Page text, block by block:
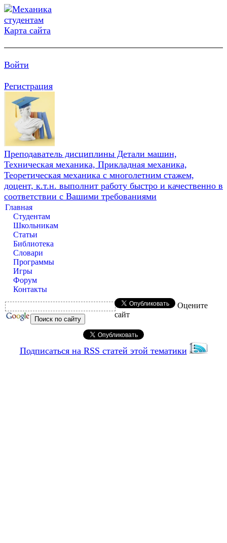
Карта сайта
Войти
Регистрация
Преподаватель дисциплины Детали машин,
Техническая механика, Прикладная механика,
Теоретическая механика с многолетним стажем,
доцент, к.т.н. выполнит работу быстро и качественно в
соответствии с Вашими требованиями
Главная
Студентам
Школьникам
Статьи
Библиотека
Словари
Программы
Игры
Форум
Контакты
Оцените
сайт
Подписаться на RSS статей этой тематики